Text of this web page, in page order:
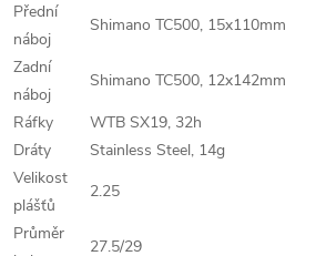
Přední
náboj
Shimano TC500, 15x110mm
Zadní
náboj
Shimano TC500, 12x142mm
Ráfky
WTB SX19, 32h
Dráty
Stainless Steel, 14g
Velikost
plášťů
2.25
Průměr
27.5/29